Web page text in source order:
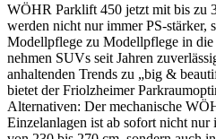
WÖHR Parklift 450 jetzt mit bis zu
werden nicht nur immer PS-stärker,
Modellpflege zu Modellpflege in
nehmen SUVs seit Jahren
anhaltenden Trends zu „big &
bietet der Friolzheimer
Alternativen: Der mechanische
Einzelanlagen ist ab sofort nicht nur